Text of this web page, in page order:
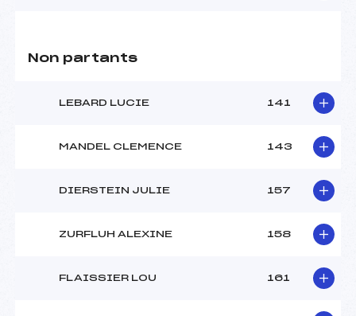
Non partants
LEBARD LUCIE 141
MANDEL CLEMENCE 143
DIERSTEIN JULIE 157
ZURFLUH ALEXINE 158
FLAISSIER LOU 161